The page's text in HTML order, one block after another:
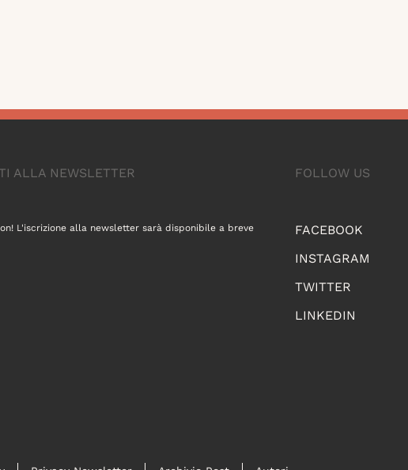
FOLLOW US
FACEBOOK
INSTAGRAM
TWITTER
LINKEDIN
ALLA NEWSLETTER
L'iscrizione alla newsletter sarà disponibile a breve